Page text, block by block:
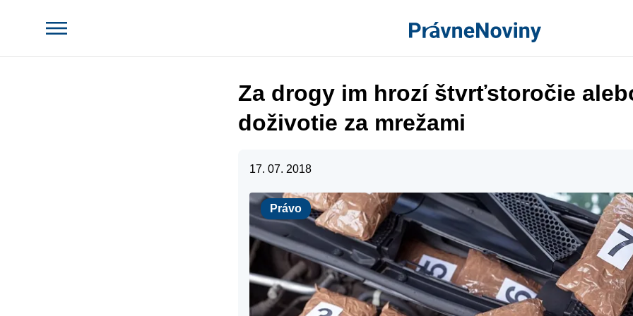
Za drogy im hrozí štvrťstoročie
doživotie za mrežami
17. 07. 2018
Právo
Právo